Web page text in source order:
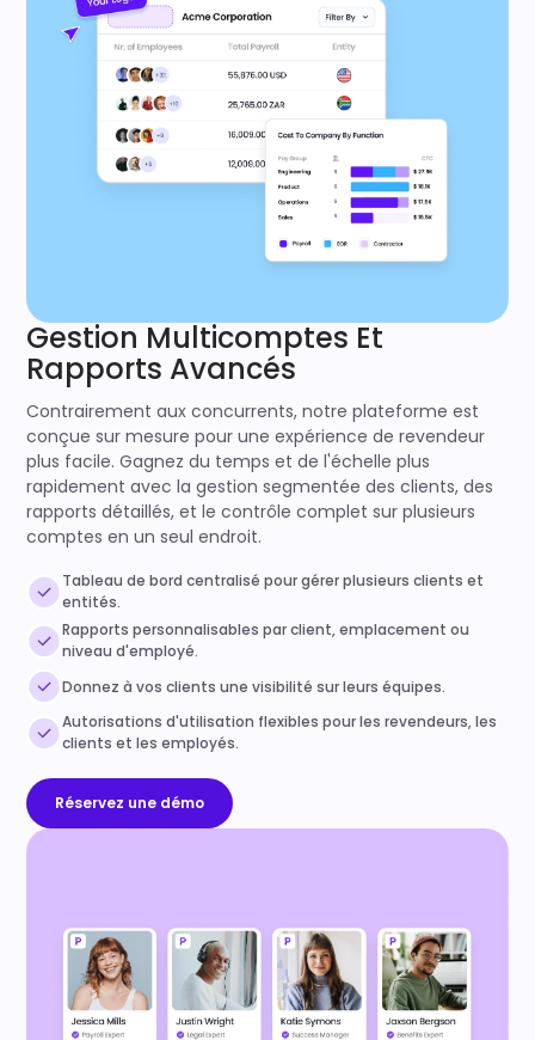
Gestion Multicomptes Et
Rapports Avancés
Contrairement aux concurrents, notre plateforme est
conçue sur mesure pour une expérience de revendeur
plus facile. Gagnez du temps et de l'échelle plus
rapidement avec la gestion segmentée des clients, des
rapports détaillés, et le contrôle complet sur plusieurs
comptes en un seul endroit.
Tableau de bord centralisé pour gérer plusieurs clients et
entités.
Rapports personnalisables par client, emplacement ou
niveau d'employé.
Donnez à vos clients une visibilité sur leurs équipes.
Autorisations d'utilisation flexibles pour les revendeurs, les
clients et les employés.
Réservez une démo